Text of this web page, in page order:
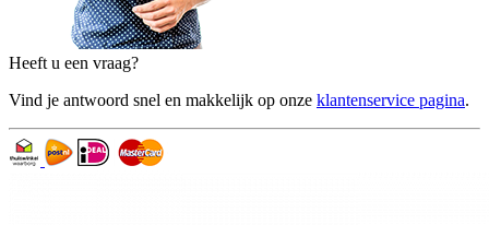
Heeft u een vraag?
Vind je antwoord snel en makkelijk op onze klantenservice pagina.